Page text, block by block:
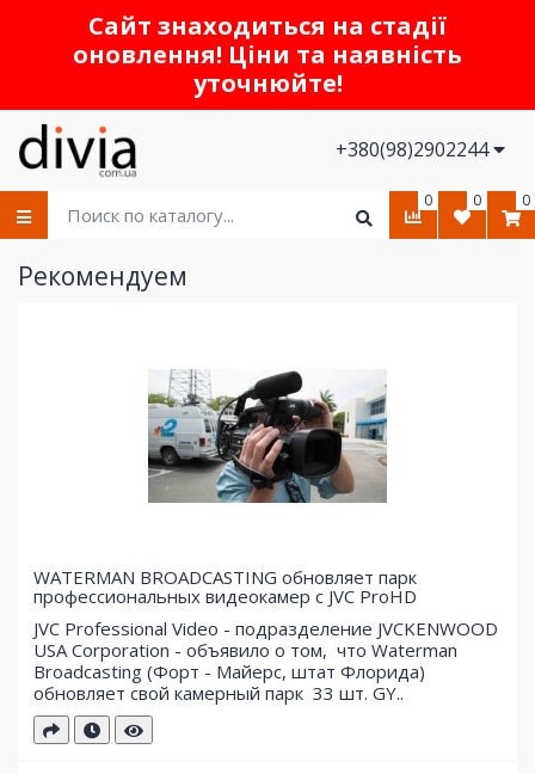
Сайт знаходиться на стадії
оновлення! Ціни та наявність
уточнюйте!
+380(98)2902244
0 0 0
Рекомендуем
WATERMAN BROADCASTING обновляет парк
профессиональных видеокамер с JVC ProHD
JVC Professional Video - подразделение JVCKENWOOD
USA Corporation - объявило о том, что Waterman
Broadcasting (Форт - Майерс, штат Флорида)
обновляет свой ​​камерный парк 33 шт. GY..